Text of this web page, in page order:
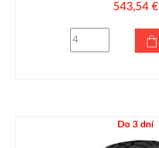
543,54 €
Do 3 dní